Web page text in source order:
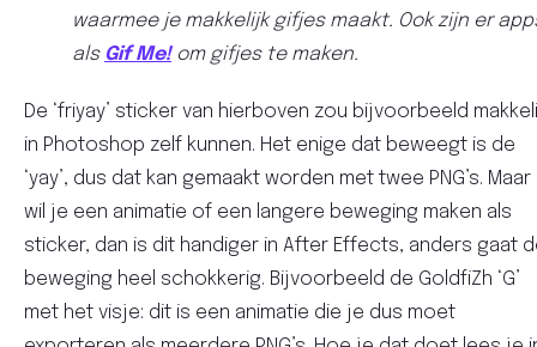
waarmee je makkelijk gifjes maakt. Ook zijn er
als Gif Me!om gifjes te maken.
De ‘friyay’ sticker van hierboven zou bijvoorbeeld
in Photoshop zelf kunnen. Het enige dat beweegt is de
‘yay’, dus dat kan gemaakt worden met twee PNG’s. Maar
wil je een animatie of een langere beweging maken als
sticker, dan is dit handiger in After Effects, anders gaat
beweging heel schokkerig. Bijvoorbeeld de GoldfiZh ‘G’
met het visje: dit is een animatie die je dus moet